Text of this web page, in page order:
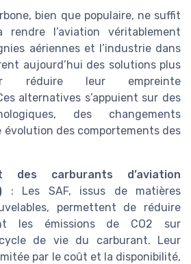
bien que populaire, ne suffit
l’aviation véritablement
aériennes et l’industrie dans
aujourd’hui des solutions plus
réduire leur empreinte
alternatives s’appuient sur des
des changements
évolution des comportements des
des carburants d’aviation
: Les SAF, issus de matières
permettent de réduire
les émissions de CO2 sur
cycle de vie du carburant. Leur
par le coût et la disponibilité,